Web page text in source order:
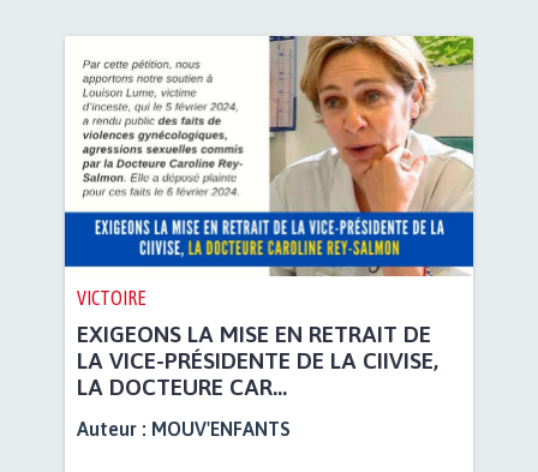
VICTOIRE
EXIGEONS LA MISE EN RETRAIT DE
LA VICE-PRÉSIDENTE DE LA CIIVISE,
LA DOCTEURE CAR...
Auteur : MOUV'ENFANTS